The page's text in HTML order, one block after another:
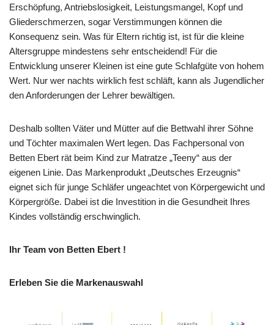
Erschöpfung, Antriebslosigkeit, Leistungsmangel, Kopf und
Gliederschmerzen, sogar Verstimmungen können die
Konsequenz sein. Was für Eltern richtig ist, ist für die kleine
Altersgruppe mindestens sehr entscheidend! Für die
Entwicklung unserer Kleinen ist eine gute Schlafgüte von hohem
Wert. Nur wer nachts wirklich fest schläft, kann als Jugendlicher
den Anforderungen der Lehrer bewältigen.
Deshalb sollten Väter und Mütter auf die Bettwahl ihrer Söhne
und Töchter maximalen Wert legen. Das Fachpersonal von
Betten Ebert rät beim Kind zur Matratze „Teeny“ aus der
eigenen Linie. Das Markenprodukt „Deutsches Erzeugnis“
eignet sich für junge Schläfer ungeachtet von Körpergewicht und
Körpergröße. Dabei ist die Investition in die Gesundheit Ihres
Kindes vollständig erschwinglich.
Ihr Team von Betten Ebert !
Erleben Sie die Markenauswahl